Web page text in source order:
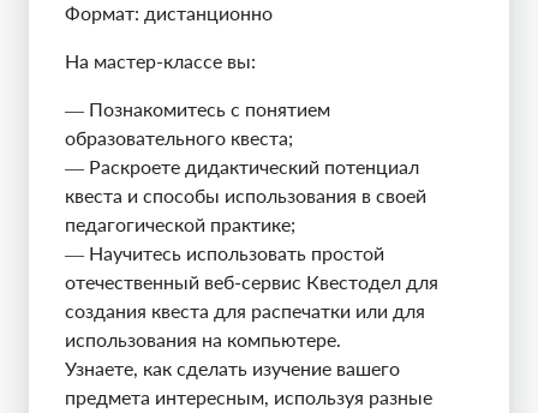
Формат: дистанционно
На мастер-классе вы:
— Познакомитесь с понятием
образовательного квеста;
— Раскроете дидактический потенциал
квеста и способы использования в своей
педагогической практике;
— Научитесь использовать простой
отечественный веб-сервис Квестодел для
создания квеста для распечатки или для
использования на компьютере.
Узнаете, как сделать изучение вашего
предмета интересным, используя разные